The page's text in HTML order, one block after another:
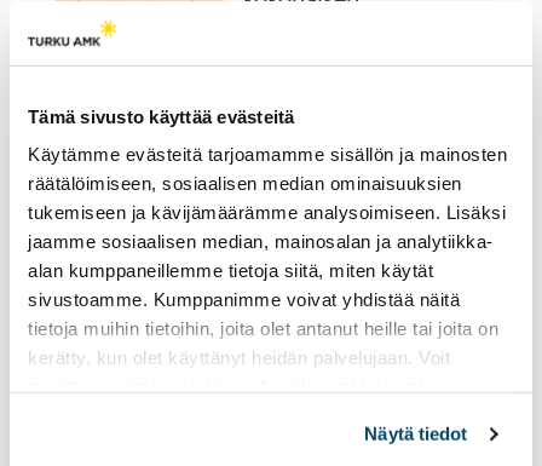
Tämä sivusto käyttää evästeitä
Käytämme evästeitä tarjoamamme sisällön ja mainosten
räätälöimiseen, sosiaalisen median ominaisuuksien
tukemiseen ja kävijämäärämme analysoimiseen. Lisäksi
jaamme sosiaalisen median, mainosalan ja analytiikka-
alan kumppaneillemme tietoja siitä, miten käytät
sivustoamme. Kumppanimme voivat yhdistää näitä
tietoja muihin tietoihin, joita olet antanut heille tai joita on
kerätty, kun olet käyttänyt heidän palvelujaan. Voit
Näytä tiedot
Radio Tutkan kevätkautta
on jäljellä enää kaksi
viikkoa.
Radio Tutkan toisella
lähetysviikolla
pääteemana on
ystävyys